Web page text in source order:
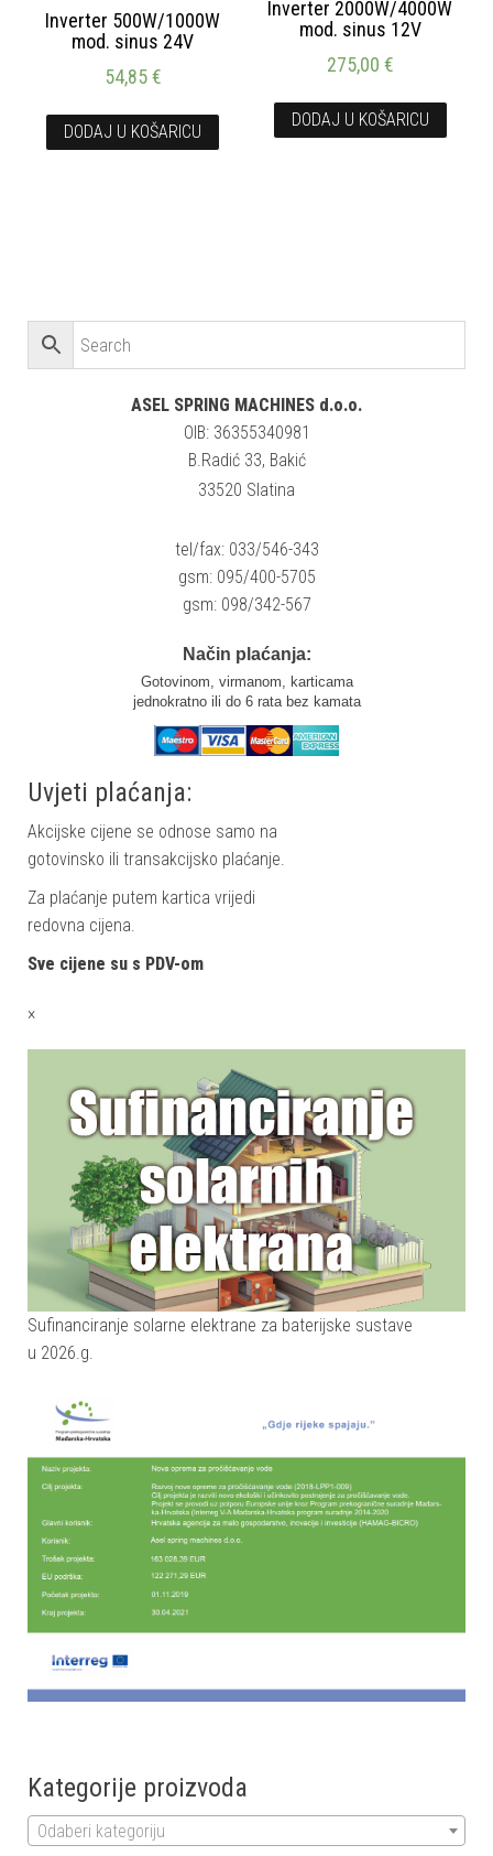
Inverter 500W/1000W
mod. sinus 24V
54,85€
DODAJ U KOŠARICU
Inverter 2000W/4000W
mod. sinus 12V
275,00 €
DODAJ U KOŠARICU
ASEL SPRING MACHINES d.o.o.
OIB: 36355340981
B.Radić 33, Bakić
33520 Slatina
tel/fax: 033/546-343
gsm: 095/400-5705
gsm: 098/342-567
Način plaćanja:
Gotovinom, virmanom, karticama
jednokratno ili do 6 rata bez kamata
Uvjeti plaćanja:
Akcijske cijene se odnose samo na
gotovinsko ili transakcijsko plaćanje.
Za plaćanje putem kartica vrijedi
redovna cijena.
Sve cijene su s PDV-om
×
Sufinanciranje solarne elektrane za baterijske sustave
u 2026.g.
Kategorije proizvoda
Odaberi kategoriju